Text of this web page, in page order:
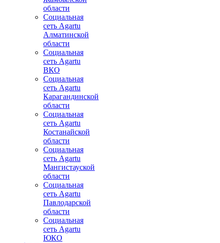
области
Социальная
сеть Agartu
Алматинской
области
Социальная
сеть Agartu
ВКО
Социальная
сеть Agartu
Карагандинской
области
Социальная
сеть Agartu
Костанайской
области
Социальная
сеть Agartu
Мангистауской
области
Социальная
сеть Agartu
Павлодарской
области
Социальная
сеть Agartu
ЮКО